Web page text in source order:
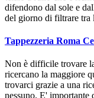
difendono dal sole e
del giorno di filtrare
Tappezzeria Roma
Non è difficile trovare
ricercano la maggiore
trovarci grazie a una
nessuno. E'